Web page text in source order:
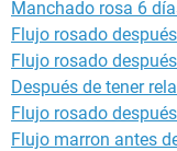
Manchado rosa 6
Flujo rosado
Flujo rosado
Después de tener
Flujo rosado
Flujo marron antes